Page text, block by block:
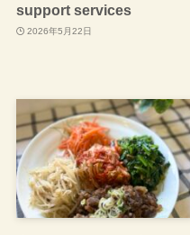
support services
2026年5月22日